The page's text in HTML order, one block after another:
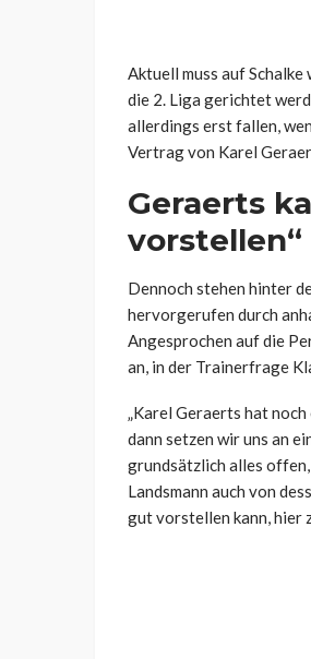
Aktuell muss auf
die 2. Liga gerichtet
allerdings erst fallen,
Vertrag von Karel
Geraerts
vorstellen“
Dennoch stehen hinter
hervorgerufen durch
Angesprochen auf die
an, in der Trainerfrage
„Karel Geraerts hat
dann setzen wir uns an
grundsätzlich alles offen,
Landsmann auch von
gut vorstellen kann, hier